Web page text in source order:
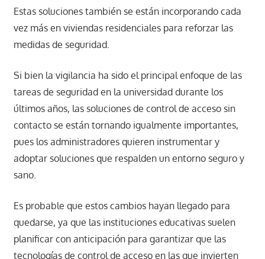
Estas soluciones también se están incorporando cada
vez más en viviendas residenciales para reforzar las
medidas de seguridad.
Si bien la vigilancia ha sido el principal enfoque de las
tareas de seguridad en la universidad durante los
últimos años, las soluciones de control de acceso sin
contacto se están tornando igualmente importantes,
pues los administradores quieren instrumentar y
adoptar soluciones que respalden un entorno seguro y
sano.
Es probable que estos cambios hayan llegado para
quedarse, ya que las instituciones educativas suelen
planificar con anticipación para garantizar que las
tecnologías de control de acceso en las que invierten